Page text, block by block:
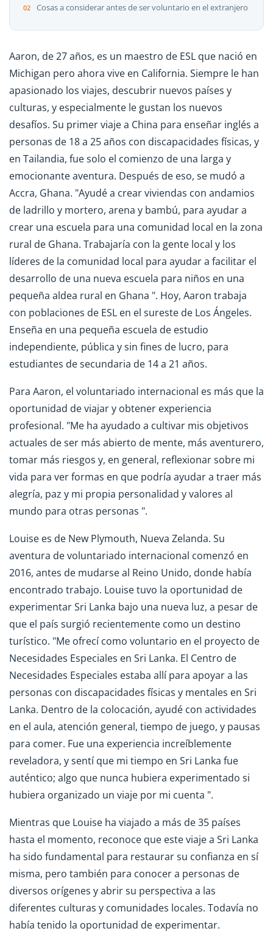
Cosas a considerar antes de ser voluntario en el extranjero
Aaron, de 27 años, es un maestro de ESL que nació en
Michigan pero ahora vive en California. Siempre le han
apasionado los viajes, descubrir nuevos países y
culturas, y especialmente le gustan los nuevos
desafíos. Su primer viaje a China para enseñar inglés a
personas de 18 a 25 años con discapacidades físicas, y
en Tailandia, fue solo el comienzo de una larga y
emocionante aventura. Después de eso, se mudó a
Accra, Ghana. "Ayudé a crear viviendas con andamios
de ladrillo y mortero, arena y bambú, para ayudar a
crear una escuela para una comunidad local en la zona
rural de Ghana. Trabajaría con la gente local y los
líderes de la comunidad local para ayudar a facilitar el
desarrollo de una nueva escuela para niños en una
pequeña aldea rural en Ghana ". Hoy, Aaron trabaja
con poblaciones de ESL en el sureste de Los Ángeles.
Enseña en una pequeña escuela de estudio
independiente, pública y sin fines de lucro, para
estudiantes de secundaria de 14 a 21 años.
Para Aaron, el voluntariado internacional es más que la
oportunidad de viajar y obtener experiencia
profesional. "Me ha ayudado a cultivar mis objetivos
actuales de ser más abierto de mente, más aventurero,
tomar más riesgos y, en general, reflexionar sobre mi
vida para ver formas en que podría ayudar a traer más
alegría, paz y mi propia personalidad y valores al
mundo para otras personas ".
Louise es de New Plymouth, Nueva Zelanda. Su
aventura de voluntariado internacional comenzó en
2016, antes de mudarse al Reino Unido, donde había
encontrado trabajo. Louise tuvo la oportunidad de
experimentar Sri Lanka bajo una nueva luz, a pesar de
que el país surgió recientemente como un destino
turístico. "Me ofrecí como voluntario en el proyecto de
Necesidades Especiales en Sri Lanka. El Centro de
Necesidades Especiales estaba allí para apoyar a las
personas con discapacidades físicas y mentales en Sri
Lanka. Dentro de la colocación, ayudé con actividades
en el aula, atención general, tiempo de juego, y pausas
para comer. Fue una experiencia increíblemente
reveladora, y sentí que mi tiempo en Sri Lanka fue
auténtico; algo que nunca hubiera experimentado si
hubiera organizado un viaje por mi cuenta ".
Mientras que Louise ha viajado a más de 35 países
hasta el momento, reconoce que este viaje a Sri Lanka
ha sido fundamental para restaurar su confianza en sí
misma, pero también para conocer a personas de
diversos orígenes y abrir su perspectiva a las
diferentes culturas y comunidades locales. Todavía no
había tenido la oportunidad de experimentar.